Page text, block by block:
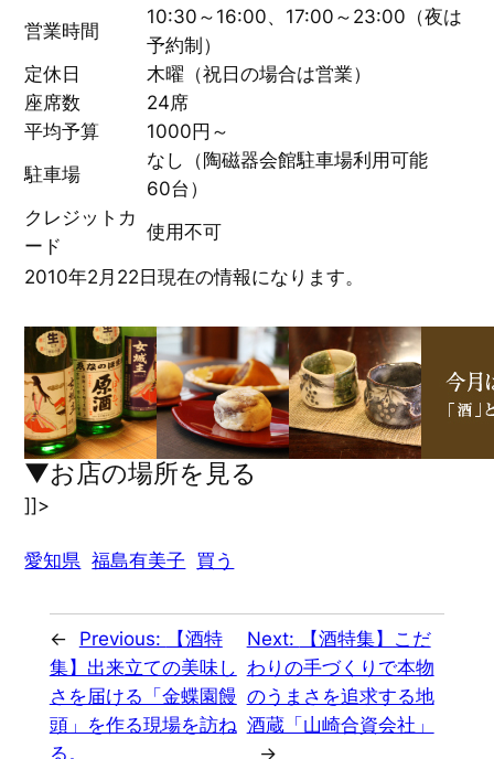
営業時間
10:30～16:00、17:00～23:00（夜は
予約制）
定休日
木曜（祝日の場合は営業）
座席数
24席
平均予算
1000円～
駐車場
なし（陶磁器会館駐車場利用可能
60台）
クレジットカ
ード
使用不可
2010年2月22日現在の情報になります。
▼お店の場所を見る
]]>
愛知県 福島有美子 買う
← Previous:
【酒特
集】出来立ての美味し
さを届ける「金蝶園饅
頭」を作る現場を訪ね
る。
Next:
【酒特集】こだ
わりの手づくりで本物
のうまさを追求する地
酒蔵「山崎合資会社」
→